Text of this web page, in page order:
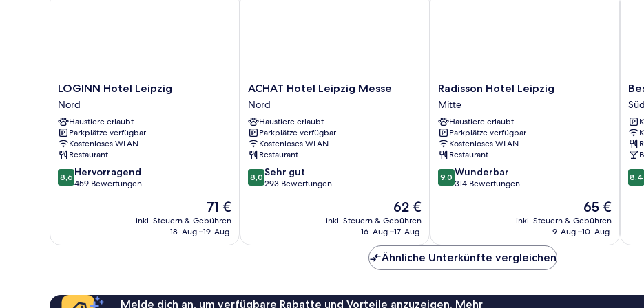
LOGINN
Hotel
Leipzig
Nord
LOGINN Hotel Leipzig
Nord
Haustiere erlaubt
Parkplätze verfügbar
Kostenloses WLAN
Restaurant
8.6
von
8,6 Hervorragend
459 Bewertungen
Der
Preis
beträgt
71 €
inkl. Steuern & Gebühren
18. Aug.–19. Aug.
ACHAT
Hotel
Leipzig
Messe
Nord
ACHAT Hotel Leipzig Messe
Nord
Haustiere erlaubt
Parkplätze verfügbar
Kostenloses WLAN
Restaurant
8.0
von
Bewertungen
8,0 Sehr gut
293 Bewertungen
Der
Preis
beträgt
62 €
inkl. Steuern & Gebühren
16. Aug.–17. Aug.
Radisson
Hotel
Leipzig
Mitte
Radisson Hotel Leipzig
Mitte
Haustiere erlaubt
Parkplätze verfügbar
Kostenloses WLAN
Restaurant
9.0
von
9,0 Wunderbar
314 Bewertungen
Der
Preis
beträgt
65 €
inkl. Steuern & Gebühren
9. Aug.–10. Aug.
8.4
von
8,4
Ähnliche Unterkünfte vergleichen
Melde dich an, um verfügbare Rabatte und Vorteile anzuzeigen. Mehr